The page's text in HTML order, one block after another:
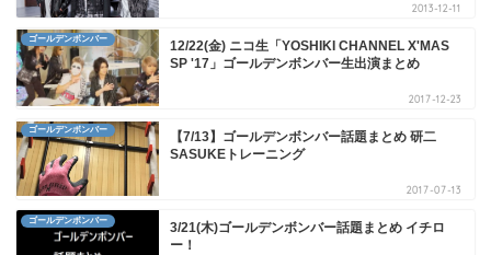
2013-12-11
ゴールデンボンバー
12/22(金) ニコ生「YOSHIKI CHANNEL X'MAS
SP '17」ゴールデンボンバー生出演まとめ
2017-12-23
ゴールデンボンバー
【7/13】ゴールデンボンバー話題まとめ 研二
SASUKEトレーニング
2017-07-13
ゴールデンボンバー
3/21(木)ゴールデンボンバー話題まとめ イチロ
ー！